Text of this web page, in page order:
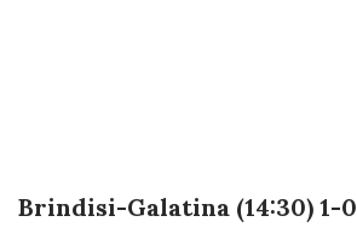
Brindisi-Galatina (14:30) 1-0